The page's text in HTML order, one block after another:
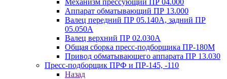
Механизм прессующий ПР 04.000
Аппарат обматывающий ПР 13.000
Валец передний ПР 05.140A, задний ПР
05.050A
Валец верхний ПР 02.030A
Общая сборка пресс-подборщика ПР-180М
Привод обматывающего аппарата ПР 13.030
Пресс-подборщик ПРФ и ПР-145, -110
Назад